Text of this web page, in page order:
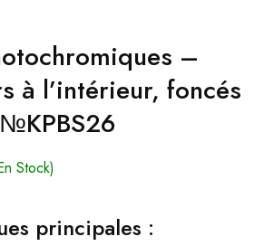
–
à l’intérieur, foncés
Stock)
principales :